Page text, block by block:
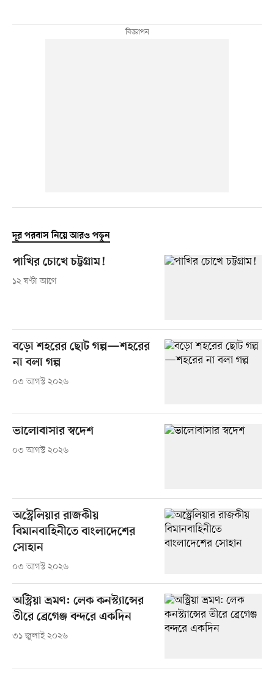
দূর পরবাস নিয়ে আরও পড়ুন
পাখির চোখে চট্টগ্রাম!
১২ ঘণ্টা আগে
বড়ো শহরের ছোট গল্প—শহরের
না বলা গল্প
০৩ আগস্ট ২০২৬
ভালোবাসার স্বদেশ
০৩ আগস্ট ২০২৬
অস্ট্রেলিয়ার রাজকীয়
বিমানবাহিনীতে বাংলাদেশের
সোহান
০৩ আগস্ট ২০২৬
অস্ট্রিয়া ভ্রমণ: লেক কনস্ট্যান্সের
তীরে ব্রেগেঞ্জ বন্দরে একদিন
৩১ জুলাই ২০২৬